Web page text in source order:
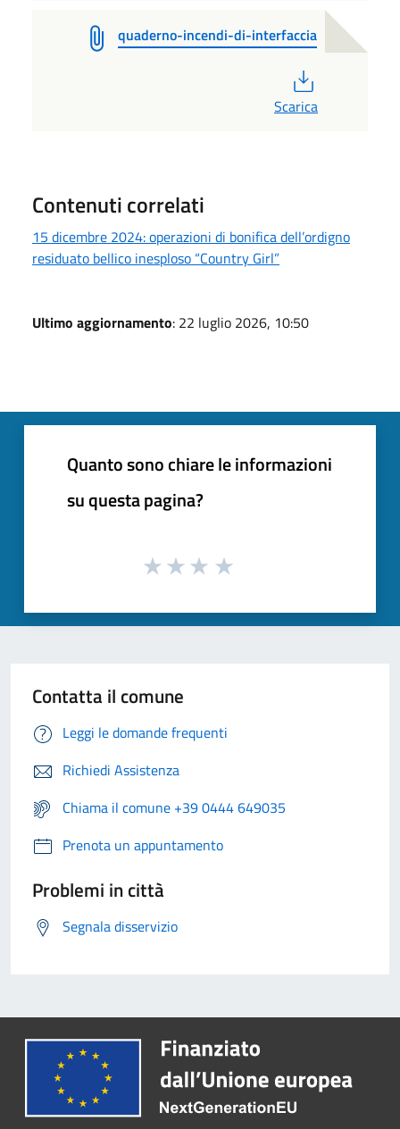
quaderno-incendi-di-interfaccia
Scarica
Contenuti correlati
15 dicembre 2024: operazioni di bonifica dell’ordigno
residuato bellico inesploso “Country Girl”
Ultimo aggiornamento: 22 luglio 2026, 10:50
Quanto sono chiare le informazioni
su questa pagina?
Contatta il comune
Leggi le domande frequenti
Richiedi Assistenza
Chiama il comune +39 0444 649035
Prenota un appuntamento
Problemi in città
Segnala disservizio